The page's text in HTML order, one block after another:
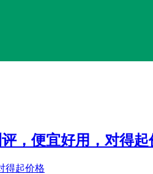
，便宜好用，对得起